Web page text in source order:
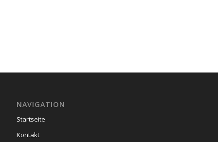
NAVIGATION
Startseite
Kontakt